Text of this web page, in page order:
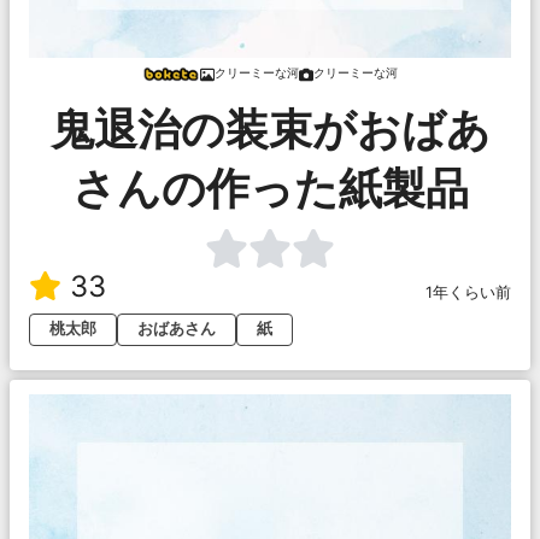
クリーミーな河 クリーミーな河
鬼退治の装束がおばあ
さんの作った紙製品
33
1年くらい前
桃太郎
おばあさん 紙